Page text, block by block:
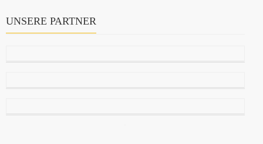
UNSERE PARTNER